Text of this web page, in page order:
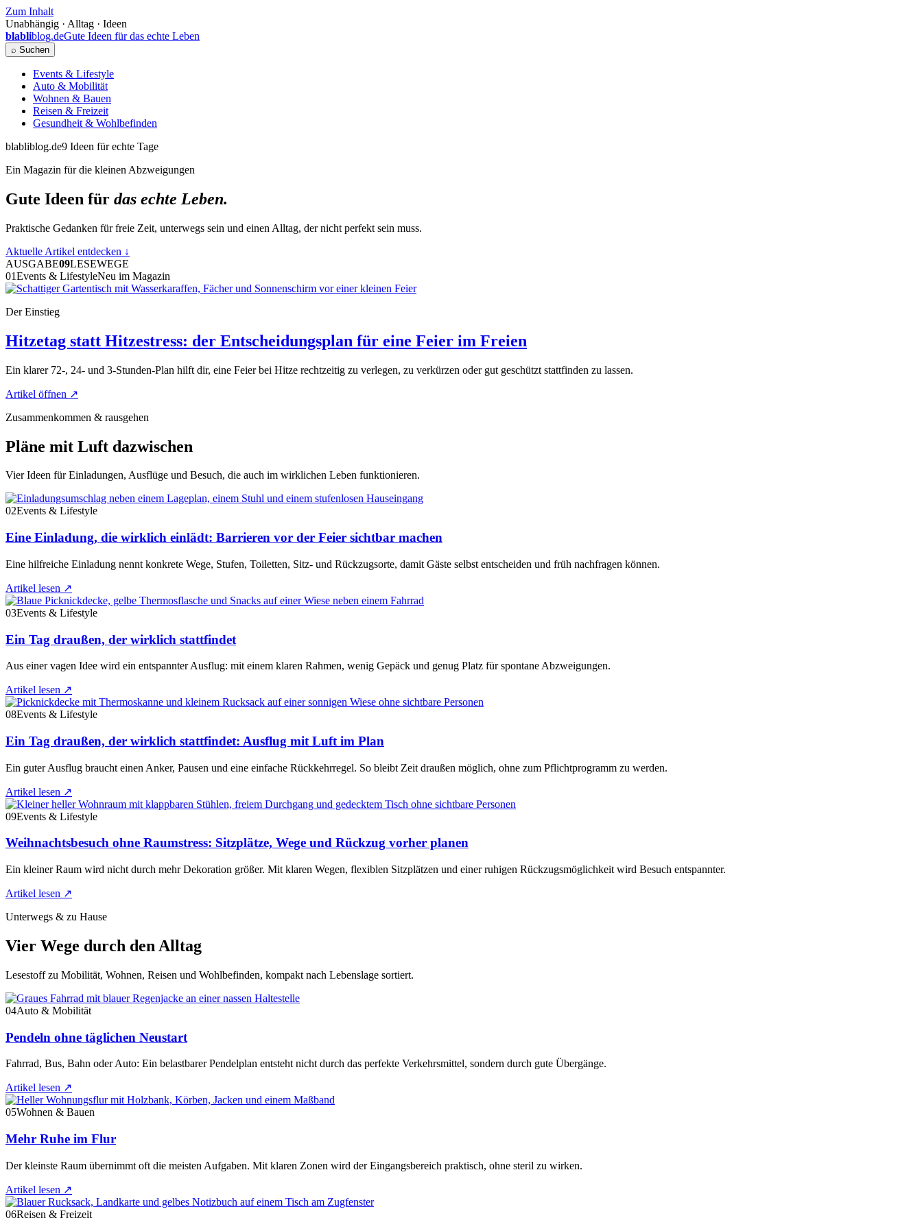
Zum Inhalt
Unabhängig · Alltag · Ideen
blabliblog.deGute Ideen für das echte Leben
⌕ Suchen
Events & Lifestyle
Auto & Mobilität
Wohnen & Bauen
Reisen & Freizeit
Gesundheit & Wohlbefinden
blabliblog.de9 Ideen für echte Tage
Ein Magazin für die kleinen Abzweigungen
Gute Ideen für das echte Leben.
Praktische Gedanken für freie Zeit, unterwegs sein und einen Alltag, der nicht perfekt sein muss.
Aktuelle Artikel entdecken ↓
AUSGABE09LESEWEGE
01Events & LifestyleNeu im Magazin
Der Einstieg
Hitzetag statt Hitzestress: der Entscheidungsplan für eine Feier im Freien
Ein klarer 72-, 24- und 3-Stunden-Plan hilft dir, eine Feier bei Hitze rechtzeitig zu verlegen, zu verkürzen oder gut geschützt stattfinden zu lassen.
Artikel öffnen ↗
Zusammenkommen & rausgehen
Pläne mit Luft dazwischen
Vier Ideen für Einladungen, Ausflüge und Besuch, die auch im wirklichen Leben funktionieren.
02Events & Lifestyle
Eine Einladung, die wirklich einlädt: Barrieren vor der Feier sichtbar machen
Eine hilfreiche Einladung nennt konkrete Wege, Stufen, Toiletten, Sitz- und Rückzugsorte, damit Gäste selbst entscheiden und früh nachfragen können.
Artikel lesen ↗
03Events & Lifestyle
Ein Tag draußen, der wirklich stattfindet
Aus einer vagen Idee wird ein entspannter Ausflug: mit einem klaren Rahmen, wenig Gepäck und genug Platz für spontane Abzweigungen.
Artikel lesen ↗
08Events & Lifestyle
Ein Tag draußen, der wirklich stattfindet: Ausflug mit Luft im Plan
Ein guter Ausflug braucht einen Anker, Pausen und eine einfache Rückkehrregel. So bleibt Zeit draußen möglich, ohne zum Pflichtprogramm zu werden.
Artikel lesen ↗
09Events & Lifestyle
Weihnachtsbesuch ohne Raumstress: Sitzplätze, Wege und Rückzug vorher planen
Ein kleiner Raum wird nicht durch mehr Dekoration größer. Mit klaren Wegen, flexiblen Sitzplätzen und einer ruhigen Rückzugsmöglichkeit wird Besuch entspannter.
Artikel lesen ↗
Unterwegs & zu Hause
Vier Wege durch den Alltag
Lesestoff zu Mobilität, Wohnen, Reisen und Wohlbefinden, kompakt nach Lebenslage sortiert.
04Auto & Mobilität
Pendeln ohne täglichen Neustart
Fahrrad, Bus, Bahn oder Auto: Ein belastbarer Pendelplan entsteht nicht durch das perfekte Verkehrsmittel, sondern durch gute Übergänge.
Artikel lesen ↗
05Wohnen & Bauen
Mehr Ruhe im Flur
Der kleinste Raum übernimmt oft die meisten Aufgaben. Mit klaren Zonen wird der Eingangsbereich praktisch, ohne steril zu wirken.
Artikel lesen ↗
06Reisen & Freizeit